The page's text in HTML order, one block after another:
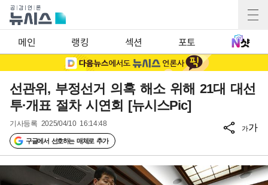
메인 랭킹 섹션 포토
선관위, 부정선거 의혹 해소 위해 21대 대선
투·개표 절차 시연회 [뉴시스Pic]
기사등록 2025/04/10 16:14:48
구글에서 선호하는 매체로 추가
가가